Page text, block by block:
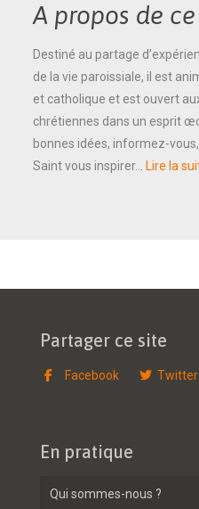
A propos de
Destiné au partage
de la vie paroissiale, il est
et catholique et est ouvert
chrétiennes dans un esprit
bonnes idées, informez-
Saint vous inspirer… Lire la
Partager ce site
Facebook Twitter
En pratique
Qui sommes-nous ?